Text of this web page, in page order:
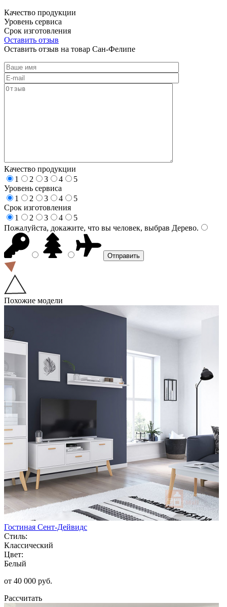
Качество продукции
Уровень сервиса
Срок изготовления
Оставить отзыв
Оставить отзыв на товар Сан-Фелипе
Качество продукции
1
2 3 4
5
Уровень сервиса
1
2 3 4
5
Срок изготовления
1
2 3 4
5
Пожалуйста, докажите, что вы человек, выбрав Дерево.
Похожие модели
Гостиная Сент-Дейвидс
Стиль:
Классический
Цвет:
Белый
от 40 000 руб.
Рассчитать